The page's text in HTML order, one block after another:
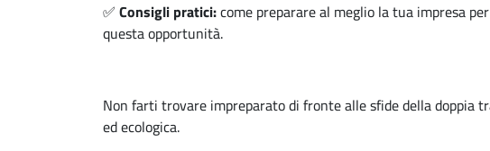
✅ Consigli pratici:come preparare al meglio la tua impresa
questa opportunità.
Non farti trovare impreparato di fronte alle sfide della doppia
ed ecologica.